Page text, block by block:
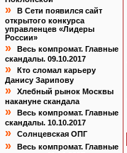
»
В Сети появился сайт
открытого конкурса
управленцев «Лидеры
России»
»
Весь компромат. Главные
скандалы. 09.10.2017
»
Кто сломал карьеру
Данису Зарипову
»
Хлебный рынок Москвы
накануне скандала
»
Весь компромат. Главные
скандалы. 10.10.2017
» Солнцевская ОПГ
»
Весь компромат. Главные